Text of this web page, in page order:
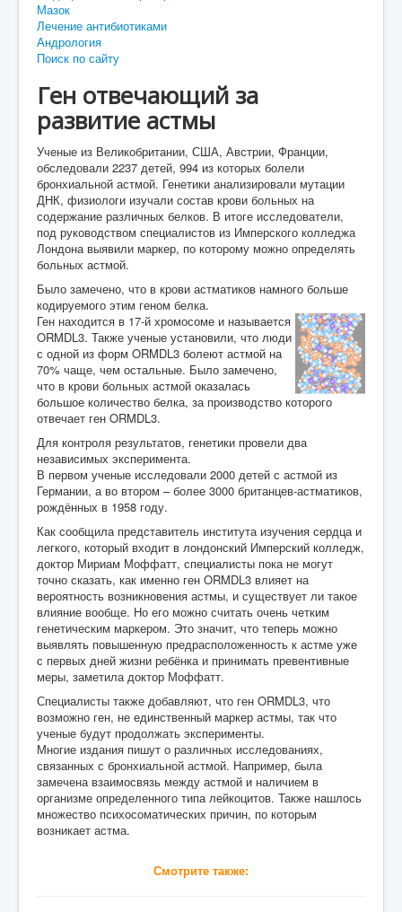
Мазок
Лечение антибиотиками
Андрология
Поиск по сайту
Ген отвечающий за
развитие астмы
Ученые из Великобритании, США, Австрии, Франции,
обследовали 2237 детей, 994 из которых болели
бронхиальной астмой. Генетики анализировали мутации
ДНК, физиологи изучали состав крови больных на
содержание различных белков. В итоге исследователи,
под руководством специалистов из Имперского колледжа
Лондона выявили маркер, по которому можно определять
больных астмой.
Было замечено, что в крови астматиков намного больше
кодируемого этим геном белка.
Ген находится в 17-й хромосоме и называется
ORMDL3. Также ученые установили, что люди
с одной из форм ORMDL3 болеют астмой на
70% чаще, чем остальные. Было замечено,
что в крови больных астмой оказалась
большое количество белка, за производство которого
отвечает ген ORMDL3.
Для контроля результатов, генетики провели два
независимых эксперимента.
В первом ученые исследовали 2000 детей с астмой из
Германии, а во втором – более 3000 британцев-астматиков,
рождённых в 1958 году.
Как сообщила представитель института изучения сердца и
легкого, который входит в лондонский Имперский колледж,
доктор Мириам Моффатт, специалисты пока не могут
точно сказать, как именно ген ORMDL3 влияет на
вероятность возникновения астмы, и существует ли такое
влияние вообще. Но его можно считать очень четким
генетическим маркером. Это значит, что теперь можно
выявлять повышенную предрасположенность к астме уже
с первых дней жизни ребёнка и принимать превентивные
меры, заметила доктор Моффатт.
Специалисты также добавляют, что ген ORMDL3, что
возможно ген, не единственный маркер астмы, так что
ученые будут продолжать эксперименты.
Многие издания пишут о различных исследованиях,
связанных с бронхиальной астмой. Например, была
замечена взаимосвязь между астмой и наличием в
организме определенного типа лейкоцитов. Также нашлось
множество психосоматических причин, по которым
возникает астма.
Смотрите также: